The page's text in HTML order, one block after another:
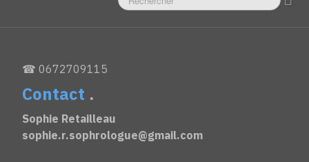
☎ 0672709115
Contact .
Sophie Retailleau
sophie.r.sophrologue@gmail.com